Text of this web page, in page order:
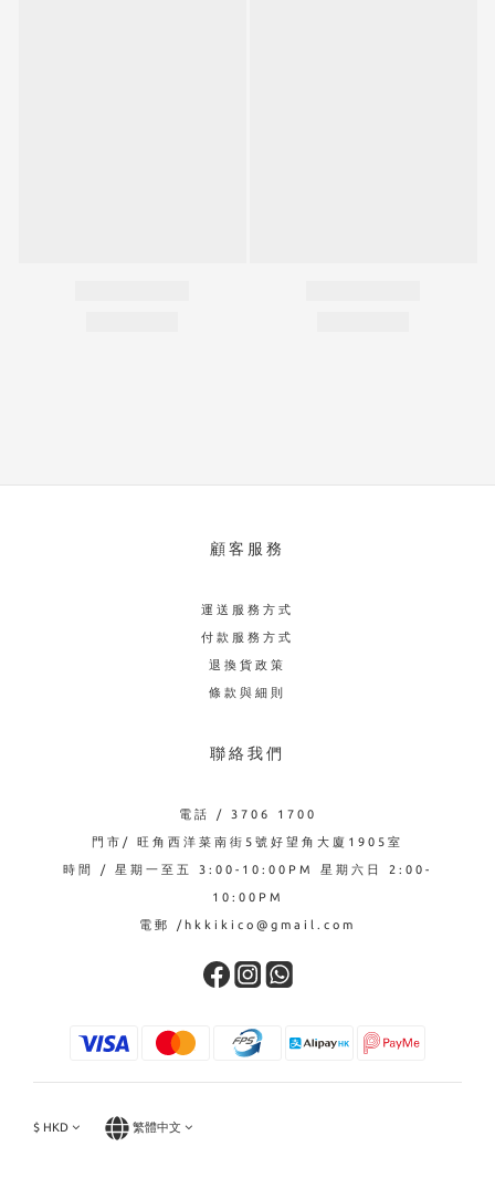
顧客服務
運送服務方式
付款服務方式
退換貨政策
條款與細則
聯絡我們
電話 / 3706 1700
門市/ 旺角西洋菜南街5號好望角大廈1905室
時間 / 星期一至五 3:00-10:00PM 星期六日 2:00-
10:00PM
電郵 /hkkikico@gmail.com
$ HKD 繁體中文